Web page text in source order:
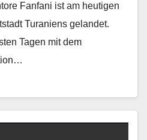
Fanfani ist am heutigen
Turaniens gelandet.
Tagen mit dem